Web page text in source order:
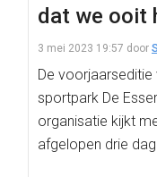
dat we ooit
3 mei 2023 19:57 door
De
sportpark De
organisatie kijkt
afgelopen drie